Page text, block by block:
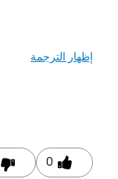
إظهار الترجمة
0
1